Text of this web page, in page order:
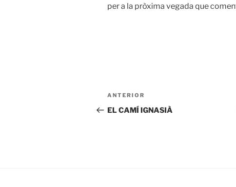
per a la pròxima vegada que
Navegació
d'entrades
Entrada
anterior
ANTERIOR
EL CAMÍ IGNASIÀ